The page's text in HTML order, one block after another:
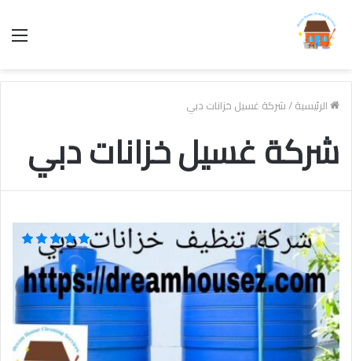
الرئيسية/شركة غسيل خزانات دبي
شركة غسيل خزانات دبي